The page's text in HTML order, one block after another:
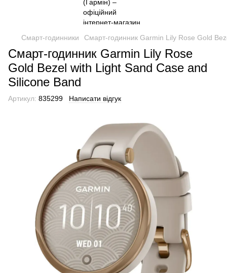
Смарт-годинники Смарт-годинник Garmin Lily Rose Gold
Смарт-годинник Garmin Lily Rose
Gold Bezel with Light Sand Case and
Silicone Band
Артикул: 835299 Написати відгук